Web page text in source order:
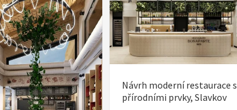
Návrh moderní restaurace s
přírodními prvky, Slavkov